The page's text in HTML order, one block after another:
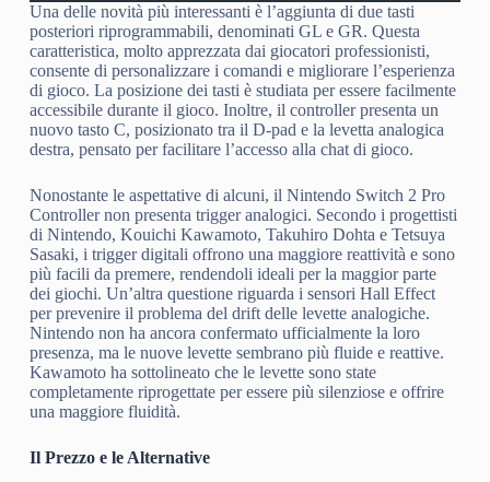
Una delle novità più interessanti è l’aggiunta di due tasti
posteriori riprogrammabili, denominati GL e GR. Questa
caratteristica, molto apprezzata dai giocatori professionisti,
consente di personalizzare i comandi e migliorare l’esperienza
di gioco. La posizione dei tasti è studiata per essere facilmente
accessibile durante il gioco. Inoltre, il controller presenta un
nuovo tasto C, posizionato tra il D-pad e la levetta analogica
destra, pensato per facilitare l’accesso alla chat di gioco.
Nonostante le aspettative di alcuni, il Nintendo Switch 2 Pro
Controller non presenta trigger analogici. Secondo i progettisti
di Nintendo, Kouichi Kawamoto, Takuhiro Dohta e Tetsuya
Sasaki, i trigger digitali offrono una maggiore reattività e sono
più facili da premere, rendendoli ideali per la maggior parte
dei giochi. Un’altra questione riguarda i sensori Hall Effect
per prevenire il problema del drift delle levette analogiche.
Nintendo non ha ancora confermato ufficialmente la loro
presenza, ma le nuove levette sembrano più fluide e reattive.
Kawamoto ha sottolineato che le levette sono state
completamente riprogettate per essere più silenziose e offrire
una maggiore fluidità.
Il Prezzo e le Alternative